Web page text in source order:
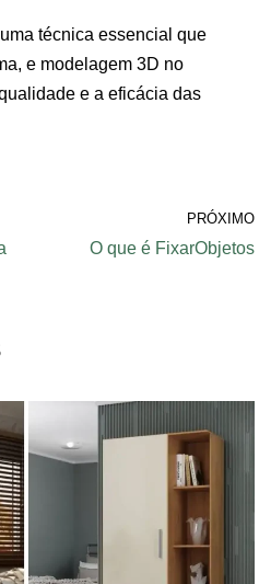
técnica essencial que
e modelagem 3D no
e a eficácia das
PRÓXIMO
O que é FixarObjetos